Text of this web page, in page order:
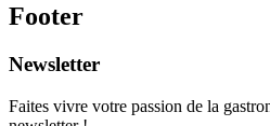
Footer
Newsletter
Faites vivre votre passion de la